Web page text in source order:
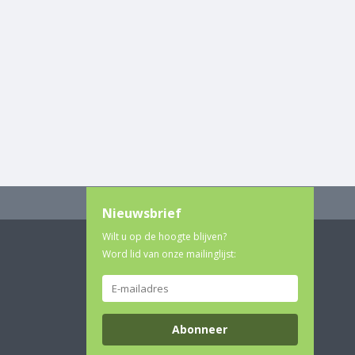
Nieuwsbrief
Wilt u op de hoogte blijven?
Word lid van onze mailinglijst:
Abonneer